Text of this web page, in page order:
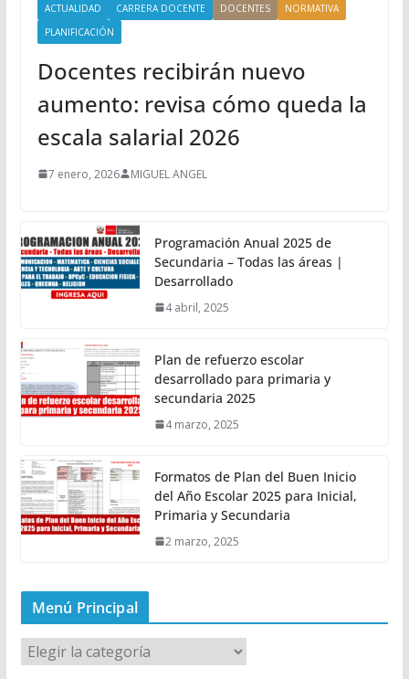
ACTUALIDAD CARRERA DOCENTE DOCENTES
NORMATIVA
PLANIFICACIÓN
Docentes recibirán nuevo
aumento: revisa cómo queda la
escala salarial 2026
7 enero, 2026 MIGUEL ANGEL
Programación Anual 2025 de
Secundaria – Todas las áreas |
Desarrollado
4 abril, 2025
Plan de refuerzo escolar
desarrollado para primaria y
secundaria 2025
4 marzo, 2025
Formatos de Plan del Buen Inicio
del Año Escolar 2025 para Inicial,
Primaria y Secundaria
2 marzo, 2025
Menú Principal
M
e